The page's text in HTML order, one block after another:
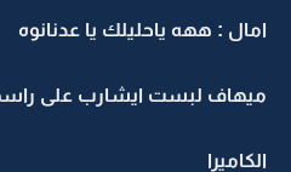
امال : ههه ياحليلك يا عدنانوه
ميهاف لبست ايشارب على
الكاميرا